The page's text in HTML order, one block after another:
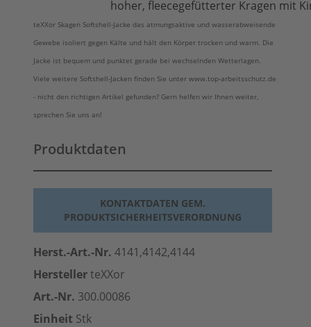
hoher, fleecegefütterter Kragen mit
teXXor Skagen Softshell-Jacke das atmungsaktive und wasserabweisende
Gewebe isoliert gegen Kälte und hält den Körper trocken und warm. Die
Jacke ist bequem und punktet gerade bei wechselnden Wetterlagen.
Viele weitere Softshell-Jacken finden Sie unter www.top-arbeitsschutz.de
- nicht den richtigen Artikel gefunden? Gern helfen wir Ihnen weiter,
sprechen Sie uns an!
Produktdaten
KONTAKTDATEN GEM.
PRODUKTSICHERHEITSVERORDNUNG
Herst.-Art.-Nr. 4141,4142,4144
HerstellerteXXor
Art.-Nr. 300.00086
Einheit Stk